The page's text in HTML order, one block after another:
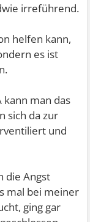
irreführend.
helfen kann,
es ist
man das
sich da zur
und
die Angst
mal bei meiner
ging gar